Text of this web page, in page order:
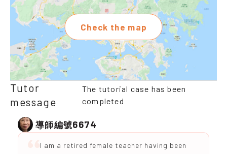
Check the map
Tutor
message
The tutorial case has been
completed
導師編號6674
I am a retired female teacher having been